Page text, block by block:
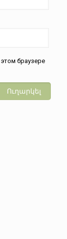
браузере